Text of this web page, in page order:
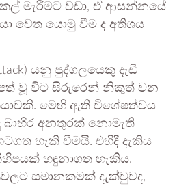
මැරීමට වඩා, ඒ ආසන්නයේ
වෙත යොමු වීම ද අතිශය
යනු පුද්ගලයෙකු දැඩි
වූ විට සිරුරෙන් නිකුත් වන
මෙහි ඇති විශේෂත්වය
අනතුරක් නොමැති
හැකි වීමයි. එහිදී දැකිය
හඳුනාගත හැකිය.
සමානකමක් දැක්වුවද,